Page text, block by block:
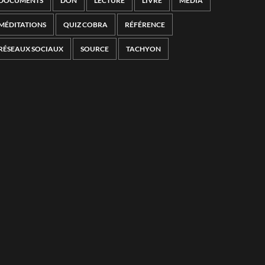
QUIZ COBRA RÉFÉRENCE
SOCIAUX SOURCE TACHYON